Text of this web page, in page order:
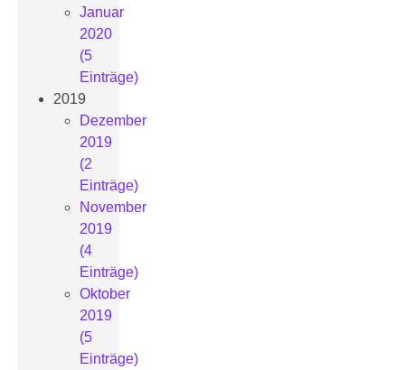
Januar
2020
(5
Einträge)
2019
Dezember
2019
(2
Einträge)
November
2019
(4
Einträge)
Oktober
2019
(5
Einträge)